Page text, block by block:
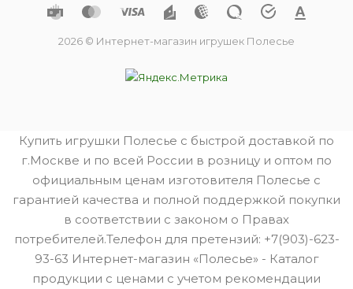
2026 © Интернет-магазин игрушек Полесье
Купить игрушки Полесье с быстрой доставкой по
г.Москве и по всей России в розницу и оптом по
официальным ценам изготовителя Полесье с
гарантией качества и полной поддержкой покупки
в соответствии с законом о Правах
потребителей.Телефон для претензий: +7(903)-623-
93-63 Интернет-магазин «Полесье» - Каталог
продукции с ценами с учетом рекомендации